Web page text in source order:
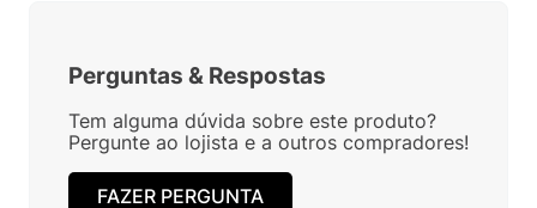
Perguntas & Respostas
Tem alguma dúvida sobre este produto?
Pergunte ao lojista e a outros compradores!
FAZER PERGUNTA